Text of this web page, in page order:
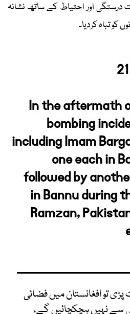
درستگی اور احتیاط کے ساتھ نشانہ
کو تباہ کردیا۔
In the aftermath
bombing
including Imam
one each in
followed by
in Bannu during
Ramzan,
تو افغانستان میں فضائی
سے نہیں ہچکچائیں گے،